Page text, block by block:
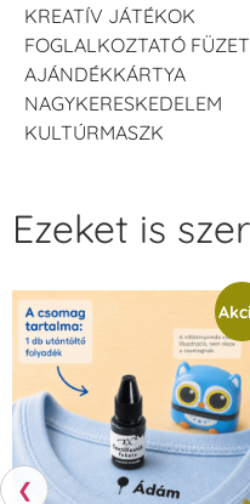
KREATÍV JÁTÉKOK
FOGLALKOZTATÓ FÜZET
AJÁNDÉKKÁRTYA
NAGYKERESKEDELEM
KULTÚRMASZK
❮
Ezeket is